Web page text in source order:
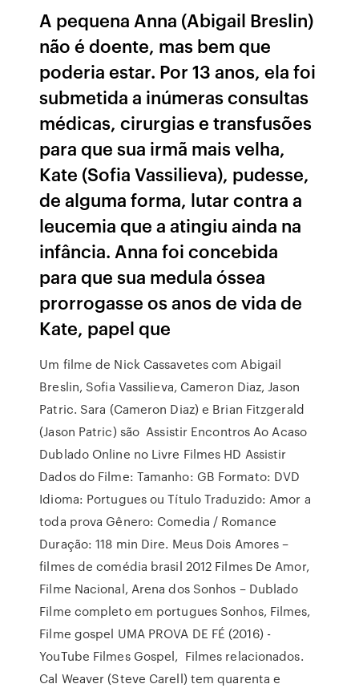
A pequena Anna (Abigail Breslin)
não é doente, mas bem que
poderia estar. Por 13 anos, ela foi
submetida a inúmeras consultas
médicas, cirurgias e transfusões
para que sua irmã mais velha,
Kate (Sofia Vassilieva), pudesse,
de alguma forma, lutar contra a
leucemia que a atingiu ainda na
infância. Anna foi concebida
para que sua medula óssea
prorrogasse os anos de vida de
Kate, papel que
Um filme de Nick Cassavetes com Abigail
Breslin, Sofia Vassilieva, Cameron Diaz, Jason
Patric. Sara (Cameron Diaz) e Brian Fitzgerald
(Jason Patric) são Assistir Encontros Ao Acaso
Dublado Online no Livre Filmes HD Assistir
Dados do Filme: Tamanho: GB Formato: DVD
Idioma: Portugues ou Título Traduzido: Amor a
toda prova Gênero: Comedia / Romance
Duração: 118 min Dire. Meus Dois Amores –
filmes de comédia brasil 2012 Filmes De Amor,
Filme Nacional, Arena dos Sonhos – Dublado
Filme completo em portugues Sonhos, Filmes,
Filme gospel UMA PROVA DE FÉ (2016) -
YouTube Filmes Gospel, Filmes relacionados.
Cal Weaver (Steve Carell) tem quarenta e